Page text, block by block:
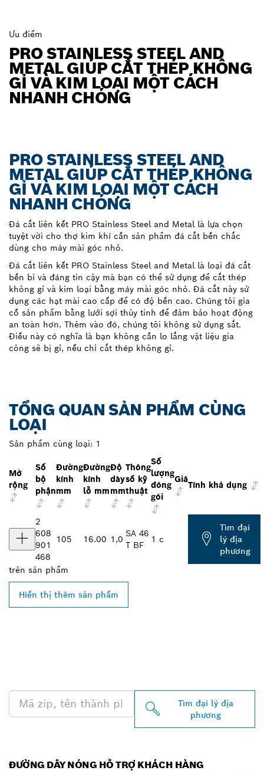
Ưu điểm
PRO STAINLESS STEEL AND
METAL GIÚP CẮT THÉP KHÔNG
GỈ VÀ KIM LOẠI MỘT CÁCH
NHANH CHÓNG
PRO STAINLESS STEEL AND
METAL GIÚP CẮT THÉP KHÔNG
GỈ VÀ KIM LOẠI MỘT CÁCH
NHANH CHÓNG
Đá cắt liên kết PRO Stainless Steel and Metal là lựa chọn
tuyệt vời cho thợ kim khí cần sản phẩm đá cắt bền chắc
dùng cho máy mài góc nhỏ.
Đá cắt liên kết PRO Stainless Steel and Metal là loại đá cắt
bền bỉ và đáng tin cậy mà bạn có thể sử dụng để cắt thép
không gỉ và kim loại bằng máy mài góc nhỏ. Đá cắt này sử
dụng các hạt mài cao cấp để có độ bền cao. Chúng tôi gia
cố sản phẩm bằng lưới sợi thủy tinh để đảm bảo hoạt động
an toàn hơn. Thêm vào đó, chúng tôi không sử dụng sắt.
Điều này có nghĩa là bạn không cần lo lắng vật liệu gia
công sẽ bị gỉ, nếu chỉ cắt thép không gỉ.
TỔNG QUAN SẢN PHẨM CÙNG
LOẠI
Sản phẩm cùng loại: 1
Mở
rộng
Số
bộ
phận
Đường
kính
mm
Đường
kính
lỗ mm
Độ
dày
mm
Thông
số kỹ
thuật
Số
lượng
đóng
gói
Giá
Tính khả dụng
2
608
901
468
105 16.00 1,0
SA 46
T BF
1 c
Tìm đại
lý địa
phương
trên sản phẩm
Hiển thị thêm sản phẩm
Tìm đại lý địa
phương
ĐƯỜNG DÂY NÓNG HỖ TRỢ KHÁCH HÀNG